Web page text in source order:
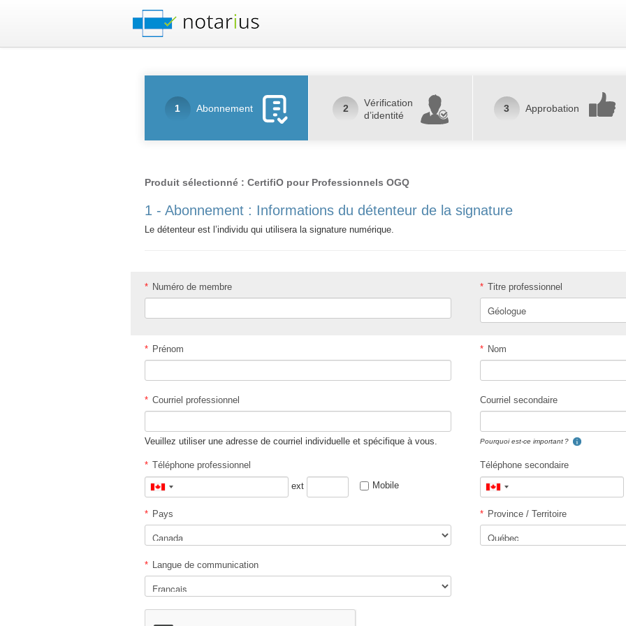
1 Abonnement 2
Vérification
d’identité
3 Approbation
Produit sélectionné : CertifiO pour Professionnels OGQ
1 - Abonnement : Informations du détenteur de la signature
Le détenteur est l’individu qui utilisera la signature numérique.
* Numéro de membre * Titre professionnel
* Prénom * Nom
* Courriel professionnel
Veuillez utiliser une adresse de courriel individuelle et spécifique à vous.
Courriel secondaire
Pourquoi est-ce important ?
* Téléphone professionnel
Canada
ext Mobile
Téléphone secondaire
Canada
* Pays * Province / Territoire
* Langue de communication